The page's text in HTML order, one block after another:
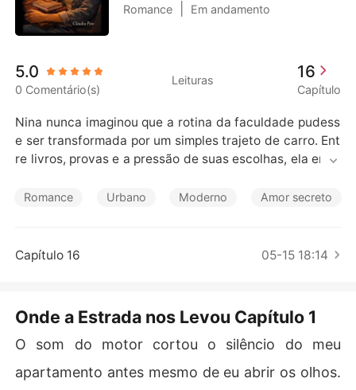
Sair
Baixar App
Contos
Bilionários
Contos Curtos
Romance Em andamento
5.0
0 Comentário(s)
Leituras 16
Capítulo
Nina nunca imaginou que a rotina da faculdade pudess
e ser transformada por um simples trajeto de carro. Ent
re livros, provas e a pressão de suas escolhas, ela enco
iências que o fazem tão misterioso quanto irresistível. O
as, preconceitos e medos. Em uma estrada onde o desti
Romance Urbano Moderno Amor secreto
Capítulo 16 05-15 18:14
Onde a Estrada nos Levou Capítulo 1
O som do motor cortou o silêncio do meu
apartamento antes mesmo de eu abrir os olhos.